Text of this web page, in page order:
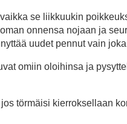
se liikkuukin
onnensa nojaan ja
uudet pennut vain
omiin oloihinsa ja
törmäisi kierroksellaan